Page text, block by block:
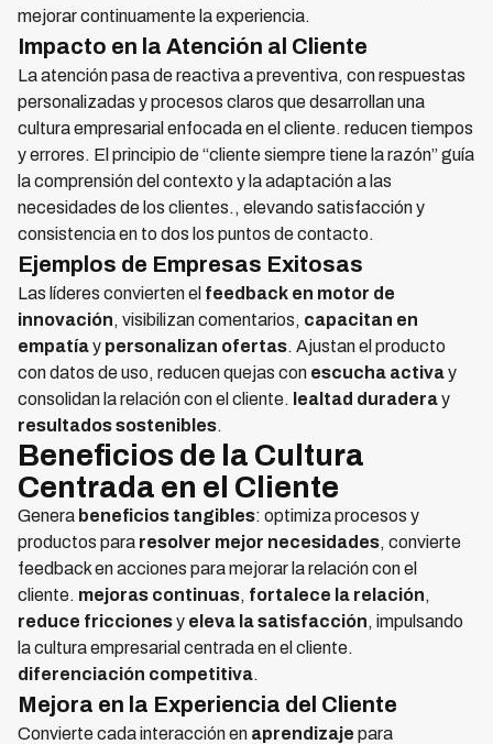
mejorar continuamente la experiencia.
Impacto en la Atención al Cliente
La atención pasa de reactiva a preventiva, con respuestas
personalizadas y procesos claros que desarrollan una
cultura empresarial enfocada en el cliente. reducen tiempos
y errores. El principio de “cliente siempre tiene la razón” guía
la comprensión del contexto y la adaptación a las
necesidades de los clientes., elevando satisfacción y
consistencia en to dos los puntos de contacto.
Ejemplos de Empresas Exitosas
Las líderes convierten el feedback en motor de
innovación, visibilizan comentarios, capacitan en
empatíay personalizan ofertas. Ajustan el producto
con datos de uso, reducen quejas con escucha activay
consolidan la relación con el cliente. lealtad duraderay
resultados sostenibles.
Beneficios de la Cultura
Centrada en el Cliente
Genera beneficios tangibles: optimiza procesos y
productos para resolver mejor necesidades, convierte
feedback en acciones para mejorar la relación con el
cliente. mejoras continuas, fortalece la relación,
reduce friccionesy eleva la satisfacción, impulsando
la cultura empresarial centrada en el cliente.
diferenciación competitiva.
Mejora en la Experiencia del Cliente
Convierte cada interacción en aprendizaje para